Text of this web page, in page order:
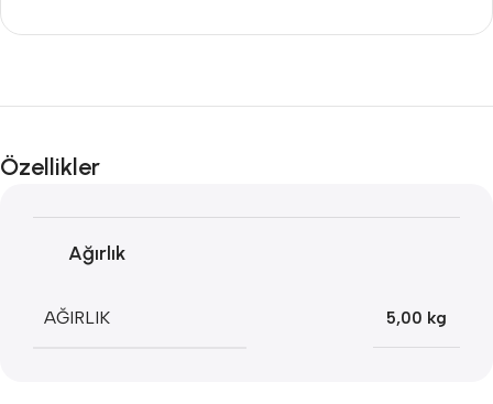
Özellikler
Ağırlık
AĞIRLIK 5,00 kg